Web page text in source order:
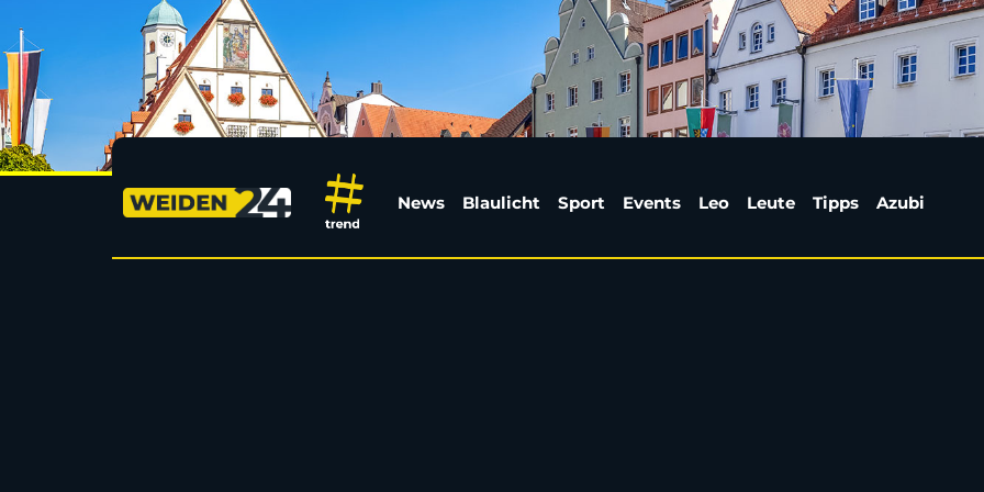
Tschechiens Berufsausbildung wird
News Blaulicht Sport Events Leo Leute Tipps Azubi